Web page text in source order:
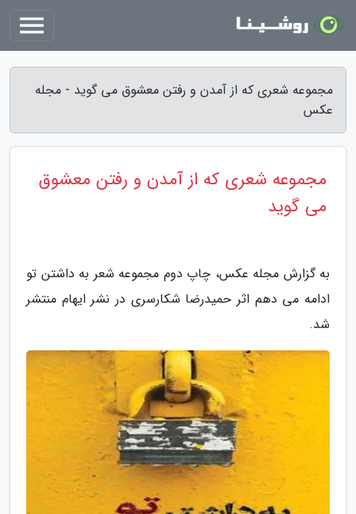
مجموعه شعری که از آمدن و رفتن معشوق می گوید - مجله
عکس
مجموعه شعری که از آمدن و رفتن معشوق
می گوید
به گزارش مجله عکس، چاپ دوم مجموعه شعر به داشتن تو
ادامه می دهم اثر حمیدرضا شکارسری در نشر ایهام منتشر
شد.